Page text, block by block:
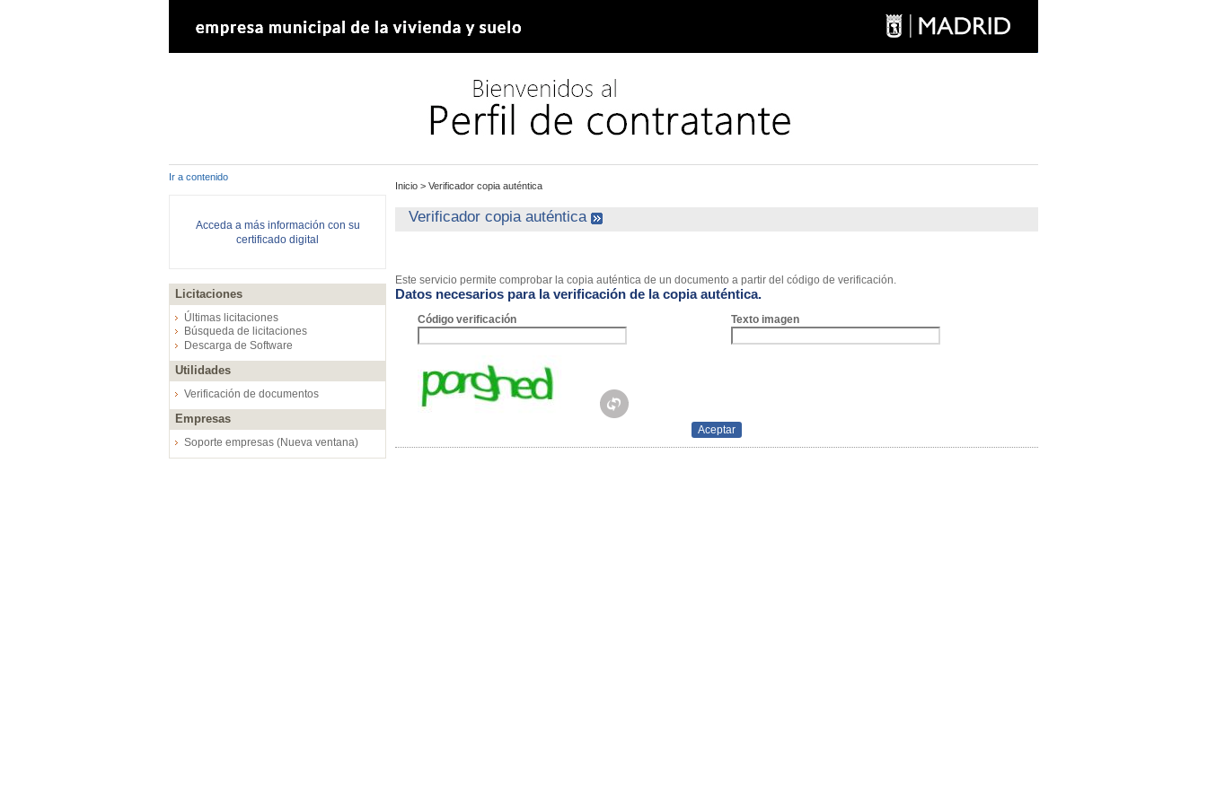
Ir a contenido
Acceda a más información con su
certificado digital
Licitaciones
Últimas licitaciones
Búsqueda de licitaciones
Descarga de Software
Utilidades
Verificación de documentos
Empresas
Soporte empresas (Nueva ventana)
Inicio > Verificador copia auténtica
Verificador copia auténtica
Este servicio permite comprobar la copia auténtica de un documento a partir del código de verificación.
Datos necesarios para la verificación de la copia auténtica.
Código verificación Texto imagen